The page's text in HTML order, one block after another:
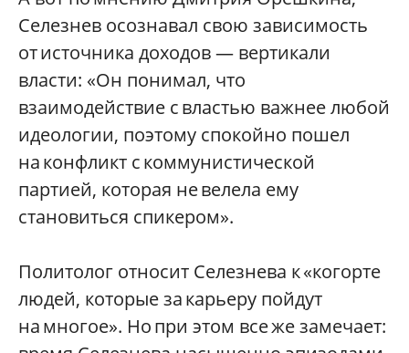
Селезнев осознавал свою зависимость
от источника доходов — вертикали
власти: «Он понимал, что
взаимодействие с властью важнее любой
идеологии, поэтому спокойно пошел
на конфликт с коммунистической
партией, которая не велела ему
становиться спикером».
Политолог относит Селезнева к «когорте
людей, которые за карьеру пойдут
на многое». Но при этом все же замечает: